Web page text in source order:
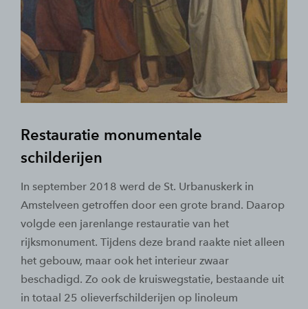
Restauratie monumentale
schilderijen
In september 2018 werd de St. Urbanuskerk in
Amstelveen getroffen door een grote brand. Daarop
volgde een jarenlange restauratie van het
rijksmonument. Tijdens deze brand raakte niet alleen
het gebouw, maar ook het interieur zwaar
beschadigd. Zo ook de kruiswegstatie, bestaande uit
in totaal 25 olieverfschilderijen op linoleum